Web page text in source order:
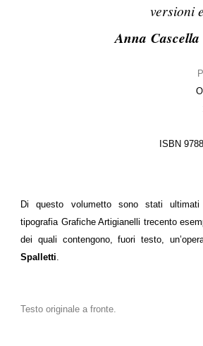
versioni
Anna
ISBN
Di questo volumetto sono stati
tipografia Grafiche Artigianelli trecento
dei quali contengono, fuori testo,
Spalletti.
Testo originale a fronte.